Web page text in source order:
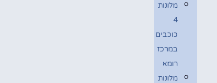
מלונות
4
כוכבים
במרכז
רומא
מלונות